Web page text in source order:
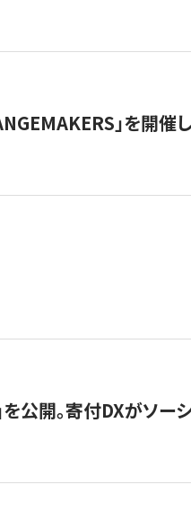
」を開催し
公開。寄付DXがソ